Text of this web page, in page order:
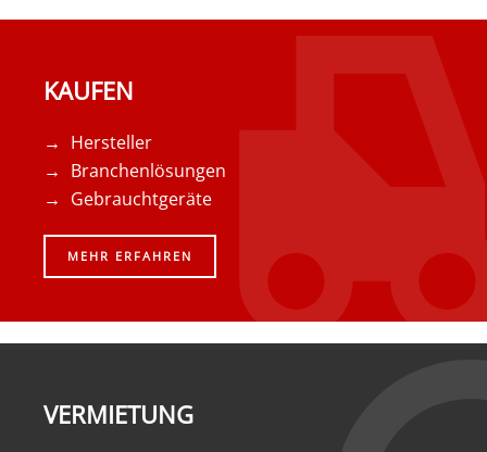
KAUFEN
Hersteller
Branchenlösungen
Gebrauchtgeräte
MEHR ERFAHREN
VERMIETUNG